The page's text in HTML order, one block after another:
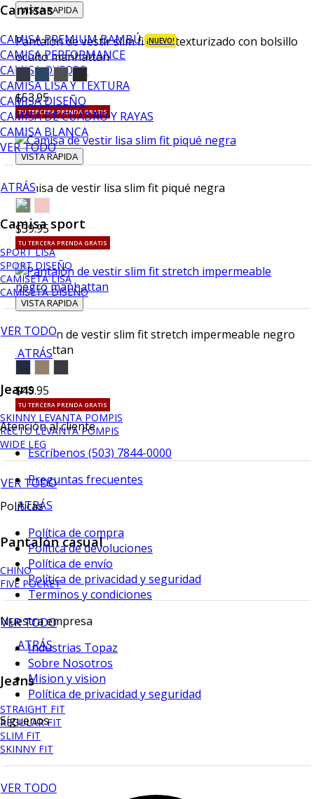
Camisas
CAMISA PREMIUM BAMBÚ ¡NUEVO!
CAMISA PERFORMANCE
CAMISA OXFORD
CAMISA LISA Y TEXTURA
CAMISA DISEÑO
CAMISA DE CUADRO Y RAYAS
CAMISA BLANCA
VER TODO
ATRÁS
Camisa sport
SPORT LISA
SPORT DISEÑO
CAMISETA LISA
CAMISETA DISEÑO
VER TODO
ATRÁS
Jeans
SKINNY LEVANTA POMPIS
RECTO LEVANTA POMPIS
WIDE LEG
VER TODO
ATRÁS
Pantalón casual
CHINO
FIVE POCKET
VER TODO
ATRÁS
Jeans
STRAIGHT FIT
REGULAR FIT
SLIM FIT
SKINNY FIT
VER TODO
VISTA RAPIDA
Pantalón de vestir slim fit azul texturizado con bolsillo
oculto manhattan
$53.95
TU TERCERA PRENDA GRATIS
VISTA RAPIDA
Camisa de vestir lisa slim fit piqué negra
$39.95
TU TERCERA PRENDA GRATIS
VISTA RAPIDA
Pantalón de vestir slim fit stretch impermeable negro
manhattan
$49.95
TU TERCERA PRENDA GRATIS
Atención al cliente
Escríbenos (503) 7844-0000
Preguntas frecuentes
Políticas
Política de compra
Política de devoluciones
Política de envío
Política de privacidad y seguridad
Terminos y condiciones
Nuestra empresa
Industrias Topaz
Sobre Nosotros
Mision y vision
Política de privacidad y seguridad
Síguenos